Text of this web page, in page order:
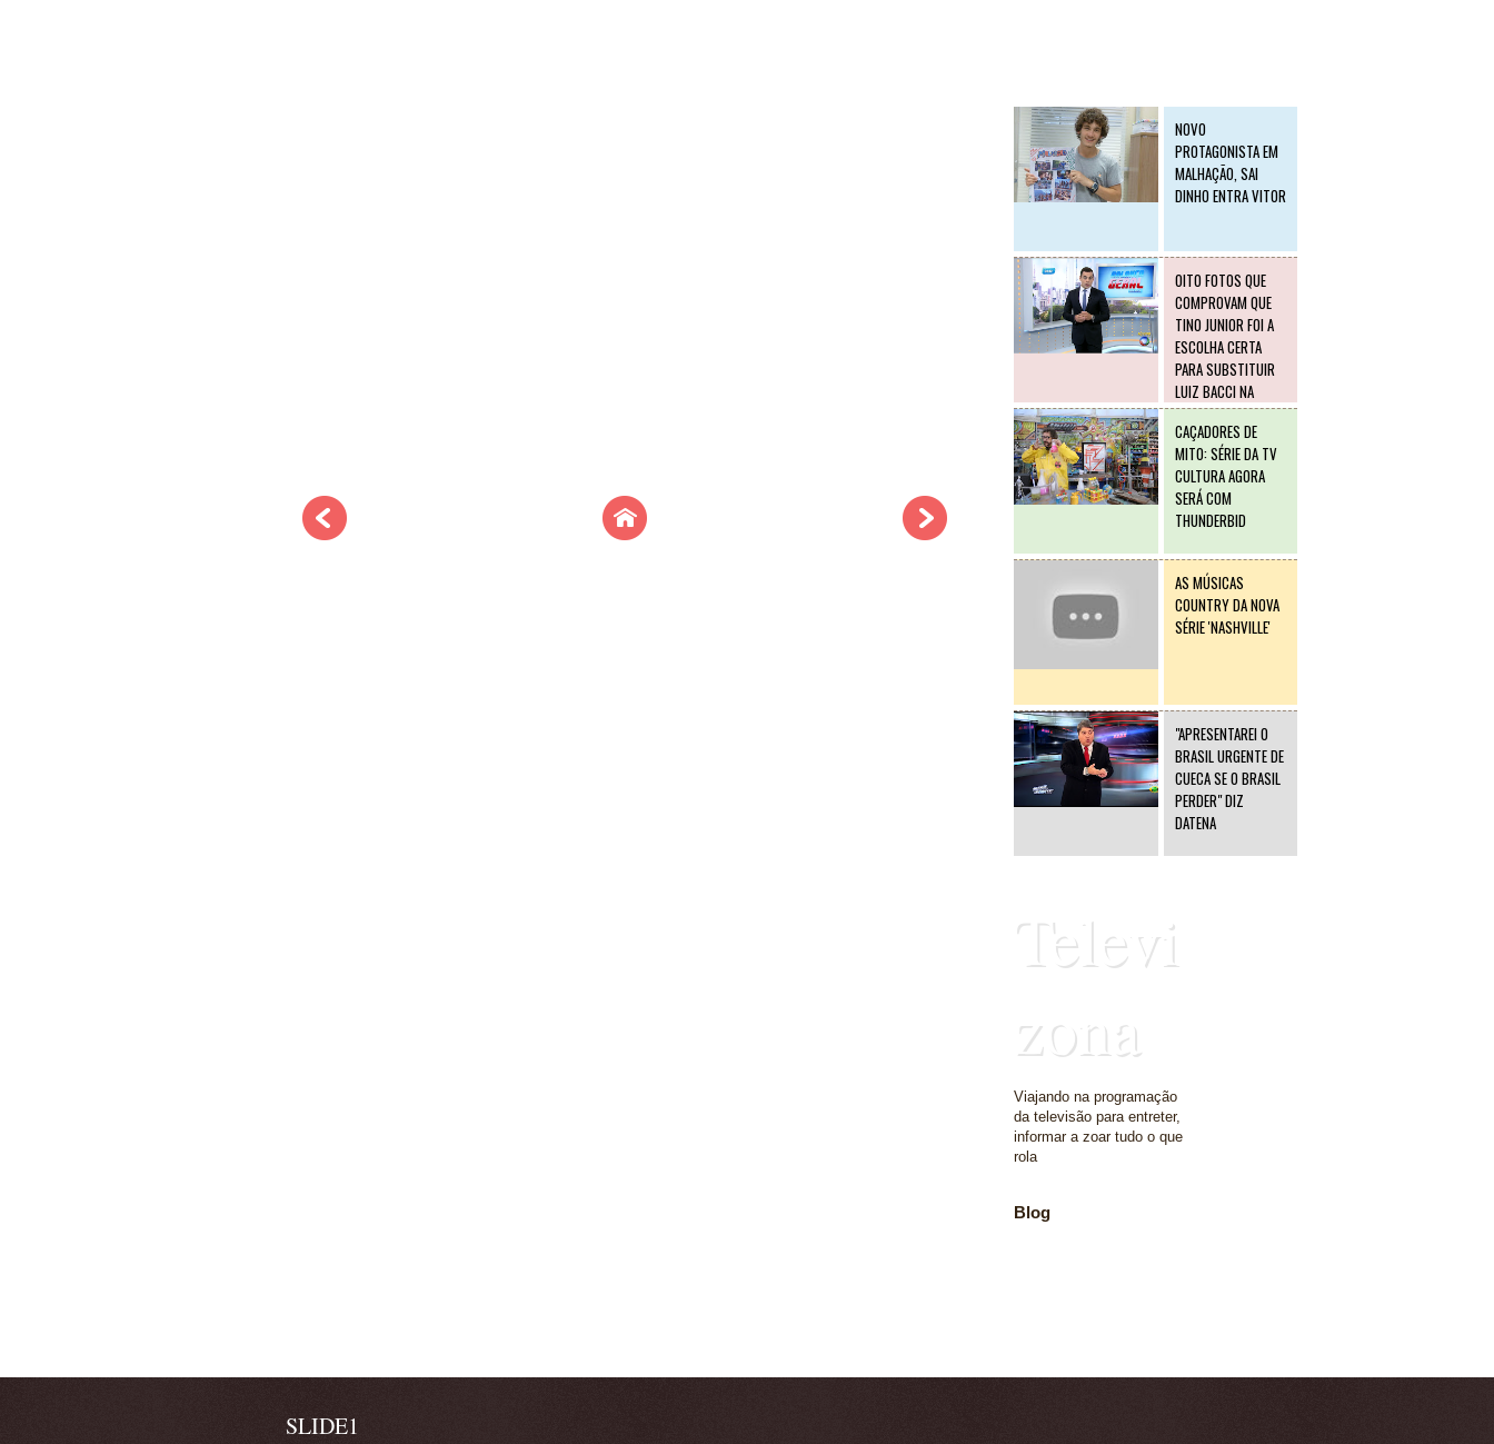
NOVO
PROTAGONISTA EM
MALHAÇÃO, SAI
DINHO ENTRA VITOR
OITO FOTOS QUE
COMPROVAM QUE
TINO JUNIOR FOI A
ESCOLHA CERTA
PARA SUBSTITUIR
LUIZ BACCI NA
RECORD
CAÇADORES DE
MITO: SÉRIE DA TV
CULTURA AGORA
SERÁ COM
THUNDERBID
AS MÚSICAS
COUNTRY DA NOVA
SÉRIE 'NASHVILLE'
"APRESENTAREI O
BRASIL URGENTE DE
CUECA SE O BRASIL
PERDER" DIZ
DATENA
Televi
zona
Viajando na programação
da televisão para entreter,
informar a zoar tudo o que
rola
Blog
SLIDE1